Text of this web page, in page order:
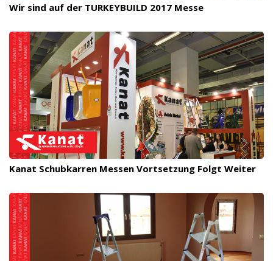
Wir sind auf der TURKEYBUILD 2017 Messe
Kanat Schubkarren Messen Vortsetzung Folgt Weiter